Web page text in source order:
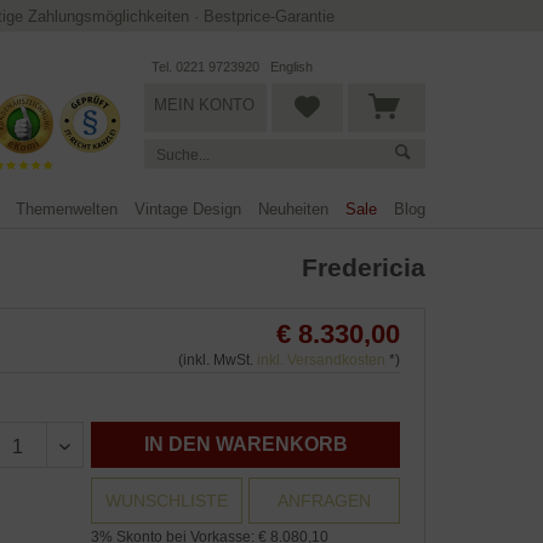
Zahlungsmöglichkeiten · Bestprice-Garantie
Tel. 0221 9723920 English
MEIN KONTO
Themenwelten Vintage Design Neuheiten Sale Blog
Fredericia
€ 8.330,00
(inkl. MwSt. inkl. Versandkosten *)
IN DEN WARENKORB
WUNSCHLISTE ANFRAGEN
3% Skonto bei Vorkasse: € 8.080,10